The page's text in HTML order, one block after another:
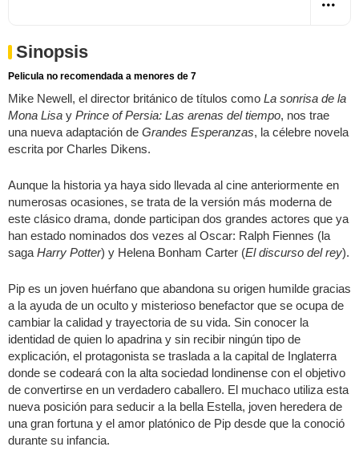
Sinopsis
Pelicula no recomendada a menores de 7
Mike Newell, el director británico de títulos como La sonrisa de la
Mona Lisa y Prince of Persia: Las arenas del tiempo, nos trae
una nueva adaptación de Grandes Esperanzas, la célebre novela
escrita por Charles Dikens.
Aunque la historia ya haya sido llevada al cine anteriormente en
numerosas ocasiones, se trata de la versión más moderna de
este clásico drama, donde participan dos grandes actores que ya
han estado nominados dos vezes al Oscar: Ralph Fiennes (la
saga Harry Potter) y Helena Bonham Carter (El discurso del rey).
Pip es un joven huérfano que abandona su origen humilde gracias
a la ayuda de un oculto y misterioso benefactor que se ocupa de
cambiar la calidad y trayectoria de su vida. Sin conocer la
identidad de quien lo apadrina y sin recibir ningún tipo de
explicación, el protagonista se traslada a la capital de Inglaterra
donde se codeará con la alta sociedad londinense con el objetivo
de convertirse en un verdadero caballero. El muchaco utiliza esta
nueva posición para seducir a la bella Estella, joven heredera de
una gran fortuna y el amor platónico de Pip desde que la conoció
durante su infancia.